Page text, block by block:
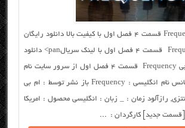
دانلودل خارجی Frequency قسمت ۴ فصل اول با کیفیت بالا دانلود رایگان
سریال خارجی Frequency قسمت ۴ فصل اول با لینک سریالpan> دانلود
مستقیم سریال خارجی Frequency قسمت ۴ فصل اول از سرور سایت نام
فارسی : سریال فرکانس نام انگلیسی : Frequency باز نشر توسط : ام بی
رازآلود زمان : _ زبان : انگلیسی محصول : امریکا